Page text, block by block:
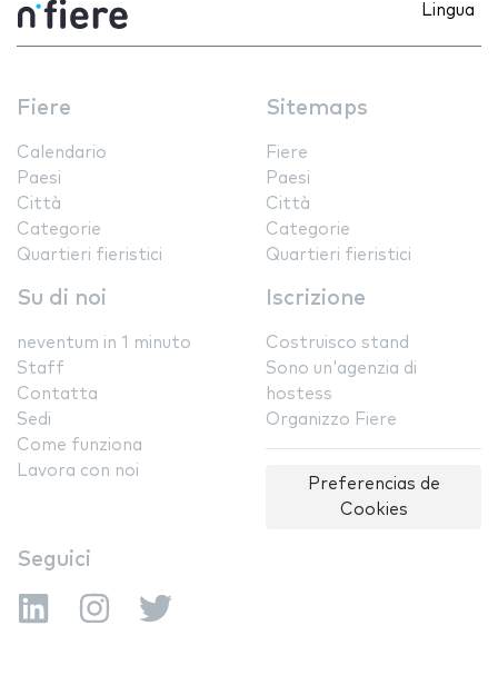
Lingua
Fiere
Calendario
Paesi
Città
Categorie
Quartieri fieristici
Sitemaps
Fiere
Paesi
Città
Categorie
Quartieri fieristici
Su di noi
neventum in 1 minuto
Staff
Contatta
Sedi
Come funziona
Lavora con noi
Iscrizione
Costruisco stand
Sono un'agenzia di
hostess
Organizzo Fiere
Preferencias de
Cookies
Seguici